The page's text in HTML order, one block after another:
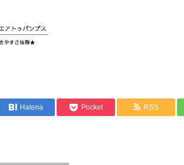
Hatena Pocket RSS